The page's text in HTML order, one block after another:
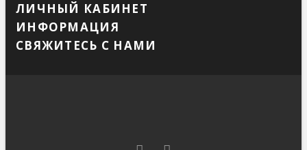
ЛИЧНЫЙ КАБИНЕТ
ИНФОРМАЦИЯ
СВЯЖИТЕСЬ С НАМИ